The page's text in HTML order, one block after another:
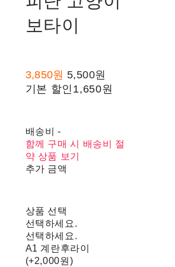
보타이
3,850원 5,500원
기본 할인 1,650원
배송비-
함께 구매 시 배송비 절
약 상품 보기
추가 금액
상품 선택
선택하세요.
선택하세요.
A1 계란후라이
(+2,000원)